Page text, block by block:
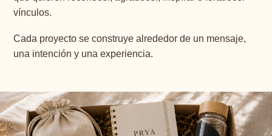
vínculos.
Cada proyecto se construye alrededor de un mensaje,
una intención y una experiencia.